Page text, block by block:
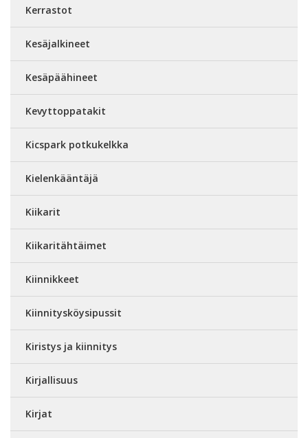
Kerrastot
Kesäjalkineet
Kesäpäähineet
Kevyttoppatakit
Kicspark potkukelkka
Kielenkääntäjä
Kiikarit
Kiikaritähtäimet
Kiinnikkeet
Kiinnitysköysipussit
Kiristys ja kiinnitys
Kirjallisuus
Kirjat